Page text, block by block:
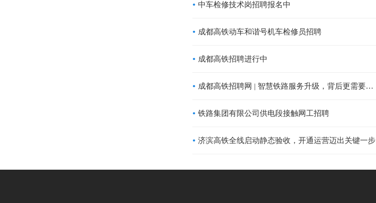
中车检修技术岗招聘报名中
成都高铁动车和谐号机车检修员招聘
成都高铁招聘进行中
成都高铁招聘网 | 智慧铁路服务升级，背后更需要有温度的你
铁路集团有限公司供电段接触网工招聘
济滨高铁全线启动静态验收，开通运营迈出关键一步